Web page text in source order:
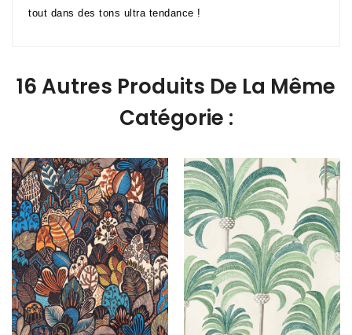
tout dans des tons ultra tendance !
16 Autres Produits De La Même
Catégorie :